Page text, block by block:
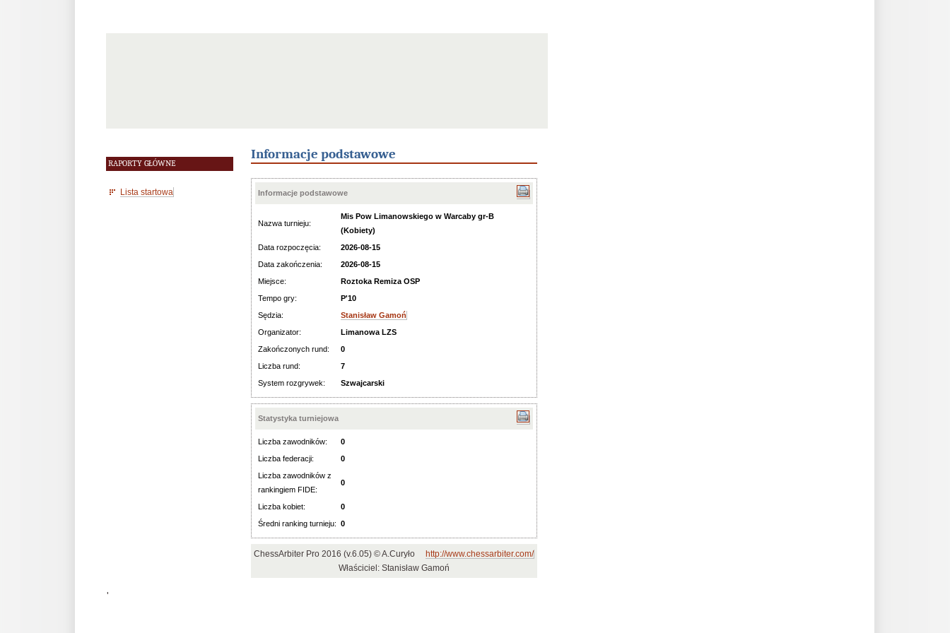
RAPORTY GŁÓWNE
Lista startowa
Informacje podstawowe
Informacje podstawowe
Nazwa turnieju:
Mis Pow Limanowskiego w Warcaby gr-B
(Kobiety)
Data rozpoczęcia:
2026-08-15
Data zakończenia:
2026-08-15
Miejsce:
Roztoka Remiza OSP
Tempo gry:
P'10
Sędzia:
Stanisław Gamoń
Organizator:
Limanowa LZS
Zakończonych rund:
0
Liczba rund:
7
System rozgrywek:
Szwajcarski
Statystyka turniejowa
Liczba zawodników:
0
Liczba federacji:
0
Liczba zawodników z
rankingiem FIDE:
0
Liczba kobiet:
0
Średni ranking turnieju: 0
ChessArbiter Pro 2016 (v.6.05) © A.Curyło
http://www.chessarbiter.com/
Właściciel: Stanisław Gamoń
'